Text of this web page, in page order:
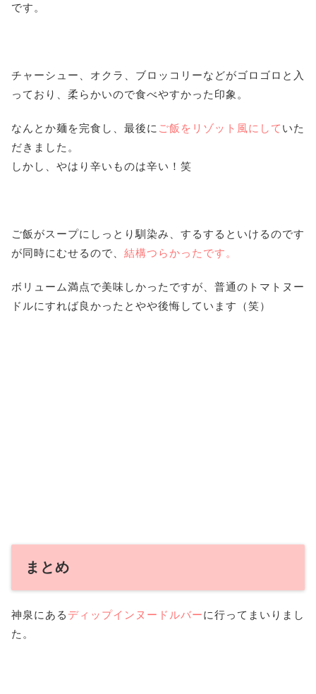
です。
チャーシュー、オクラ、ブロッコリーなどがゴロゴロと入
っており、柔らかいので食べやすかった印象。
なんとか麺を完食し、最後に ご飯をリゾット風にして いた
だきました。
しかし、やはり辛いものは辛い！笑
ご飯がスープにしっとり馴染み、するするといけるのです
が同時にむせるので、 結構つらかったです。
ボリューム満点で美味しかったですが、普通のトマトヌー
ドルにすれば良かったとやや後悔しています（笑）
まとめ
神泉にある ディップインヌードルバーに行ってまいりまし
た。